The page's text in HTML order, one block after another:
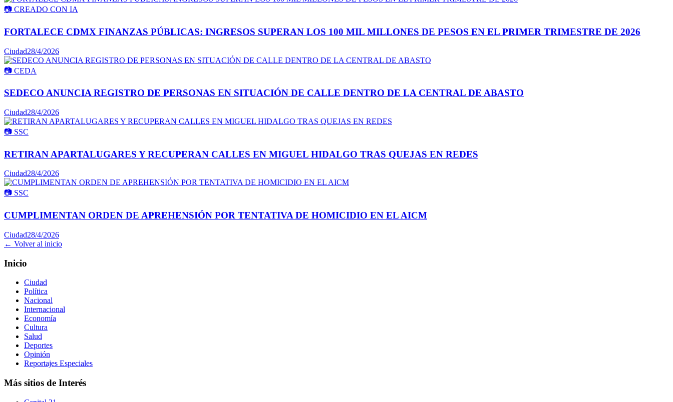
📷 CREADO CON IA
FORTALECE CDMX FINANZAS PÚBLICAS: INGRESOS SUPERAN LOS 100 MIL MILLONES DE PESOS EN EL PRIMER TRIMESTRE DE 2026
Ciudad28/4/2026
📷 CEDA
SEDECO ANUNCIA REGISTRO DE PERSONAS EN SITUACIÓN DE CALLE DENTRO DE LA CENTRAL DE ABASTO
Ciudad28/4/2026
📷 SSC
RETIRAN APARTALUGARES Y RECUPERAN CALLES EN MIGUEL HIDALGO TRAS QUEJAS EN REDES
Ciudad28/4/2026
📷 SSC
CUMPLIMENTAN ORDEN DE APREHENSIÓN POR TENTATIVA DE HOMICIDIO EN EL AICM
Ciudad28/4/2026
← Volver al inicio
Inicio
Ciudad
Política
Nacional
Internacional
Economía
Cultura
Salud
Deportes
Opinión
Reportajes Especiales
Más sitios de Interés